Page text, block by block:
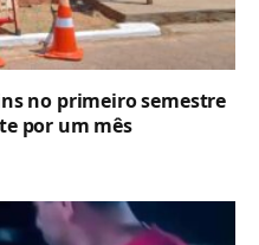
no primeiro semestre
por um mês